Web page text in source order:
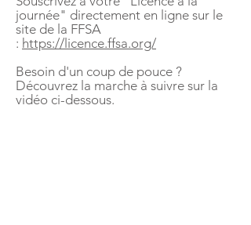
journée" directement en ligne sur le
site de la FFSA
: https://licence.ffsa.org/
Besoin d'un coup de pouce ?
Découvrez la marche à suivre sur la
vidéo ci-dessous.